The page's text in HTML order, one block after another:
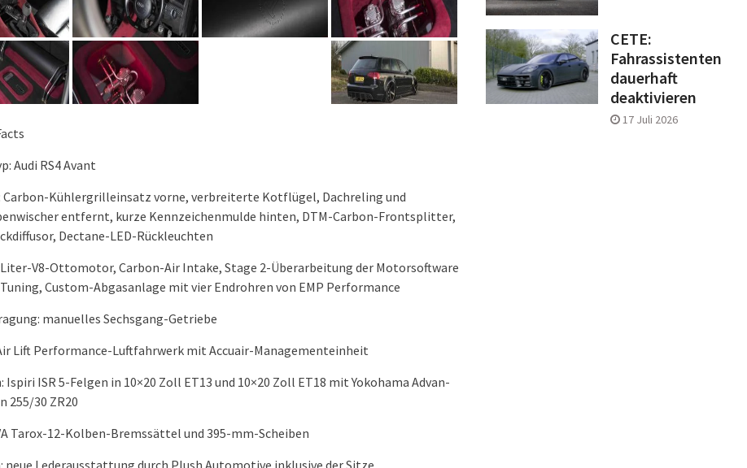
Audi RS4 Avant
Carbon-Kühlergrilleinsatz vorne, verbreiterte Kotflügel, Dachreling und
entfernt, kurze Kennzeichenmulde hinten, DTM-Carbon-Frontsplitter,
Dectane-LED-Rückleuchten
V8-Ottomotor, Carbon-Air Intake, Stage 2-Überarbeitung der Motorsoftware
Tuning, Custom-Abgasanlage mit vier Endrohren von EMP Performance
manuelles Sechsgang-Getriebe
Lift Performance-Luftfahrwerk mit Accuair-Managementeinheit
Ispiri ISR 5-Felgen in 10×20 Zoll ET13 und 10×20 Zoll ET18 mit Yokohama Advan-
255/30 ZR20
Tarox-12-Kolben-Bremssättel und 395-mm-Scheiben
neue Lederausstattung durch Plush Automotive inklusive der Sitze,
CETE:
Fahrassistenten
dauerhaft
deaktivieren
17 Juli 2026